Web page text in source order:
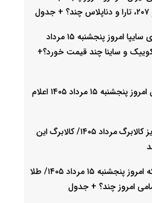
قیمت خودرو‌های سایپا امروز پنجشنبه ۱۵ مرداد
کوییک و ساینا چند قیمت خورد؟+
قیمت دینار عراق امروز پنجشنبه ۱۵ مرداد ۱۴۰۵ اعلام
خبر جدید از واریز کالابرگ مرداد ۱۴۰۵/ کالابرگ این
قیمت طلا و سکه امروز پنجشنبه ۱۵ مرداد ۱۴۰۵/ طلا